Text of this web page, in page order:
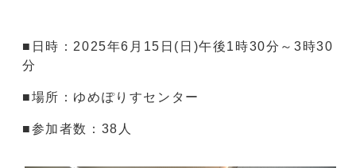
■日時：2025年6月15日(日)午後1時30分～3時30
分
■場所：ゆめぽりすセンター
■参加者数：38人